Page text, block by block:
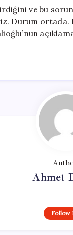
ve bu
Durum
Ahmet
Follow